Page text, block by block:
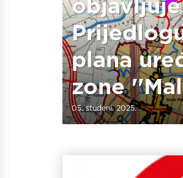
plana
zone
05. studeni. 2025.